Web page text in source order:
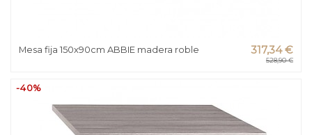
Mesa fija 150x90cm ABBIE madera roble 317,34 €
528,90 €
-40%